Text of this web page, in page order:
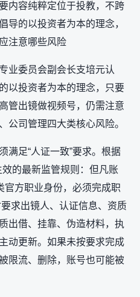
内容纯粹定位于投教，不跨
导的以投资者为本的理念，
注意哪些风险
业委员会副会长支培元认
以投资者为本‌的理念，只要
管出镜做视频号，仍需注意‌
公司管理‌四大类核心风险。
满足“人证一致”要求。根据
的最新监管规则：但凡账
官方职业身份，必须完成‌职
求‌出镜人、认证信息、资质
出借、挂靠、伪造材料，执
动更新。如果未按要求完成
限流、删除，账号也可能被